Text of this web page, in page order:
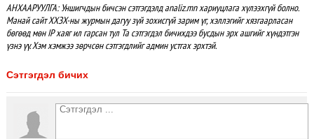
АНХААРУУЛГА: Уншигчдын бичсэн сэтгэгдэлд analiz.mn хариуцлага хүлээхгүй болно.
Манай сайт ХХЗХ-ны журмын дагуу зүй зохисгүй зарим үг, хэллэгийг хязгаарласан
бөгөөд мөн IP хаяг ил гарсан тул Та сэтгэгдэл бичихдээ бусдын эрх ашгийг хүндэтгэн
үзнэ үү. Хэм хэмжээ зөрчсөн сэтгэгдлийг админ устгах эрхтэй.
Сэтгэгдэл бичих